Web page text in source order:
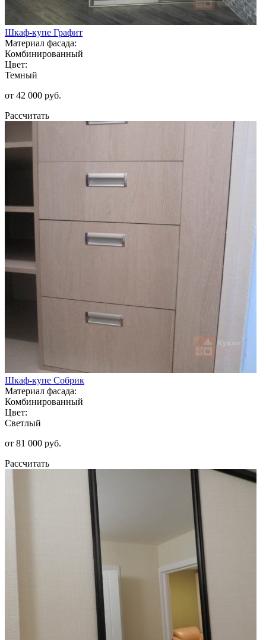
Шкаф-купе Графит
Материал фасада:
Комбинированный
Цвет:
Темный
от 42 000 руб.
Рассчитать
Шкаф-купе Собрик
Материал фасада:
Комбинированный
Цвет:
Светлый
от 81 000 руб.
Рассчитать